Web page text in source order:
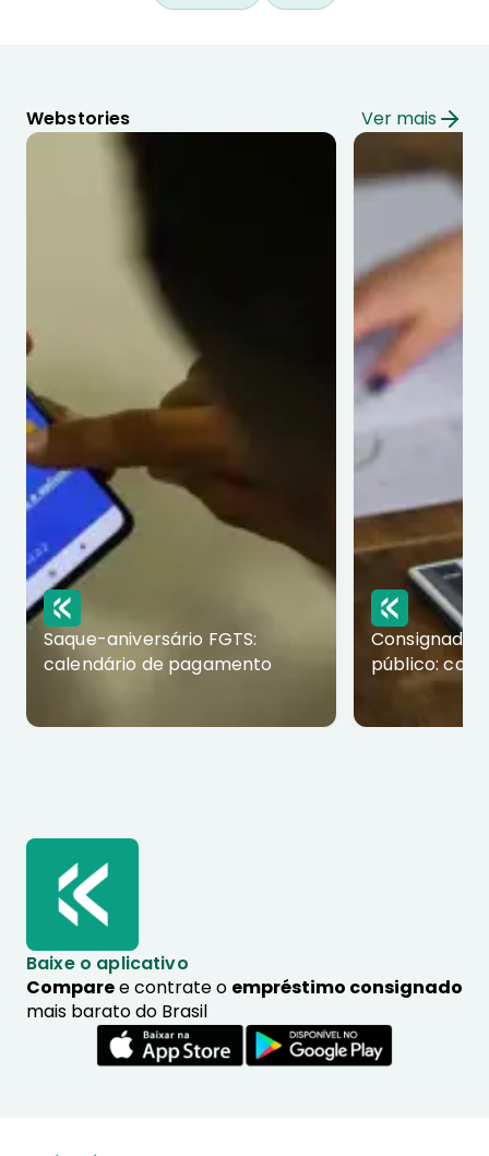
Webstories Ver mais
Saque-aniversário FGTS:
calendário de pagamento
Consignado
público:
Baixe o aplicativo
Comparee contrate o empréstimo consignado
mais barato do Brasil